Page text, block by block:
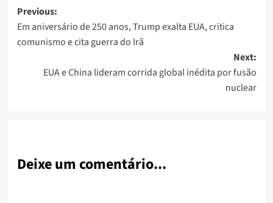
Post
navigation
Previous:
Em aniversário de 250 anos, Trump exalta EUA, critica
comunismo e cita guerra do Irã
Next:
EUA e China lideram corrida global inédita por fusão
nuclear
Deixe um comentário...